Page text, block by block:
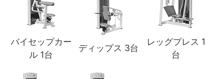
バイセップカー
ル 1台
ディップス 3台
レッグプレス 1
台